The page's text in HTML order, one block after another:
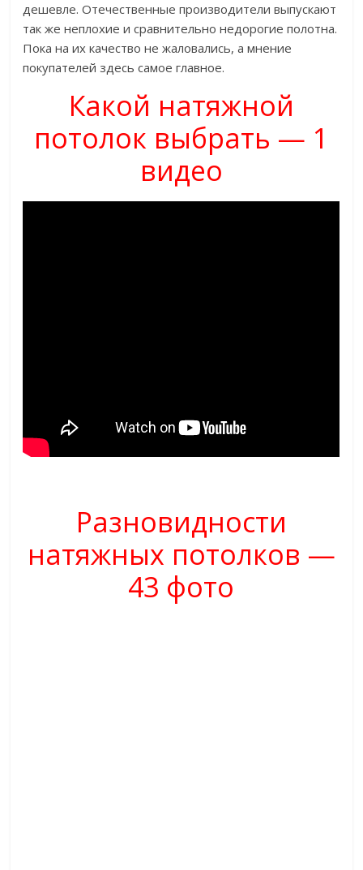
дешевле. Отечественные производители выпускают
так же неплохие и сравнительно недорогие полотна.
Пока на их качество не жаловались, а мнение
покупателей здесь самое главное.
Какой натяжной
потолок выбрать — 1
видео
Разновидности
натяжных потолков —
43 фото